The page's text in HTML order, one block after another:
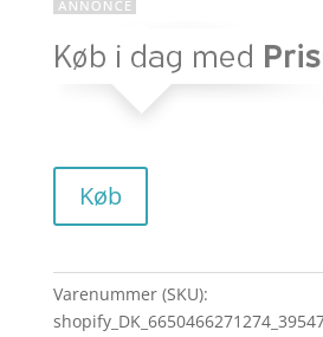
Køb
Varenummer (SKU):